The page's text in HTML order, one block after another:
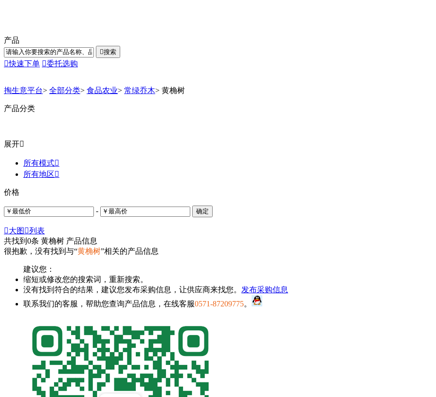
产品
搜索
快速下单 委托选购
掏生意平台> 全部分类> 食品农业> 常绿乔木> 黄桷树
产品分类
展开
所有模式
所有地区
价格
- 确定
大图 列表
共找到 0条 黄桷树 产品信息
很抱歉，没有找到与“黄桷树”相关的产品信息
建议您：
缩短或修改您的搜索词，重新搜索。
没有找到符合的结果，建议您发布采购信息，让供应商来找您。 发布采购信息
联系我们的客服，帮助您查询产品信息，在线客服0571-87209775。